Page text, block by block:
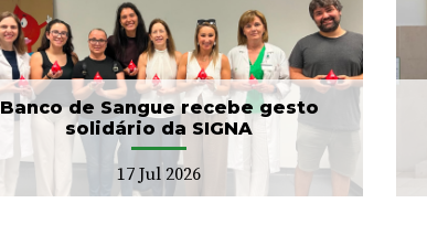
Banco de Sangue recebe gesto
solidário da SIGNA
17 Jul 2026
ULS Braga conclui a
unificação das bases de
dados dos Cuidad...
15 Jul 2026